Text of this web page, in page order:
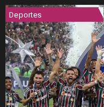
Deportes